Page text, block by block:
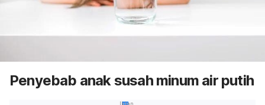
Penyebab anak susah minum air putih